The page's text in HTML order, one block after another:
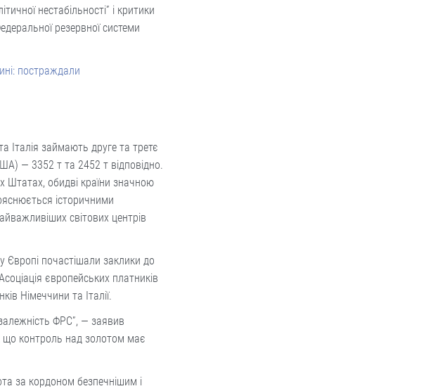
нестабільності” і критики
резервної системи
постраждали
Італія займають друге та третє
— 3352 т та 2452 т відповідно.
Штатах, обидві країни значною
історичними
світових центрів
почастішали заклики до
європейських платників
Німеччини та Італії.
ФРС”, — заявив
що контроль над золотом має
за кордоном безпечнішим і